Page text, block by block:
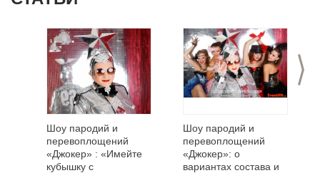
>
Шоу пародий и
перевоплощений
«Джокер» : «Имейте
кубышку с
Шоу пародий и
перевоплощений
«Джокер»: о
вариантах состава и